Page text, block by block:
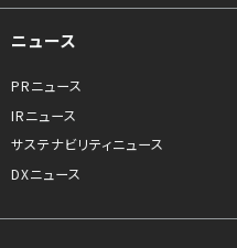
ニュース
PRニュース
IRニュース
サステナビリティニュース
DXニュース